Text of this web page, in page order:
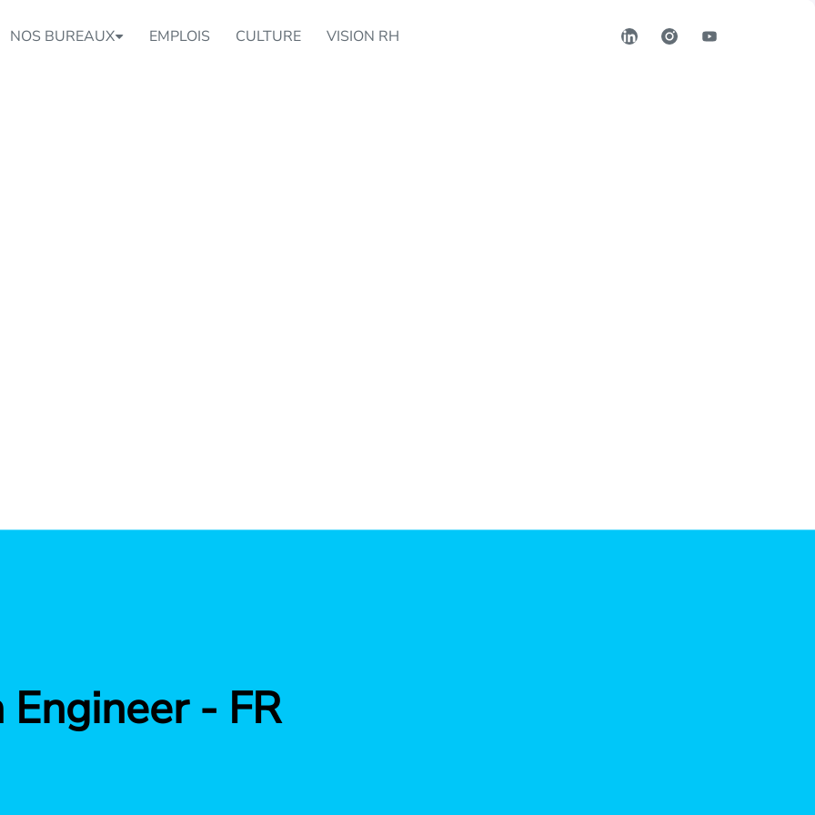
NOS BUREAUX EMPLOIS CULTURE VISION RH
- FR